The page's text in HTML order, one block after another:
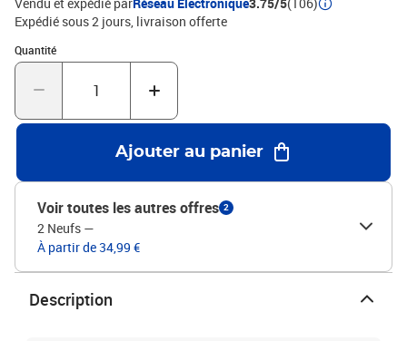
remplissage : mousseDimensions : 90 x 5 x 78/88 cm (l x P x H)
Expédié sous 2 jours livraison offerte
Quantité
Quantité : 1
Ajouter au panier
Voir toutes les autres offres 2
2 Neufs —
À partir de 34,99 €
Description